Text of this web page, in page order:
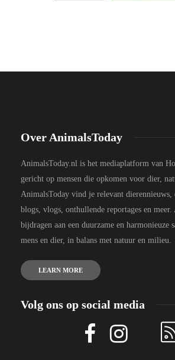
Over AnimalsToday
AnimalsToday.nl is het mediaplatform van
gericht op mensen die opkomen voor dier,
AnimalsToday vind je relevant dierennieuws,
blogs, vlogs, onthullende reportages en
bijdragen aan een duurzame en harmonieuze
mens en dier, in balans met natuur en milieu.
LEARN MORE
Volg ons op social media